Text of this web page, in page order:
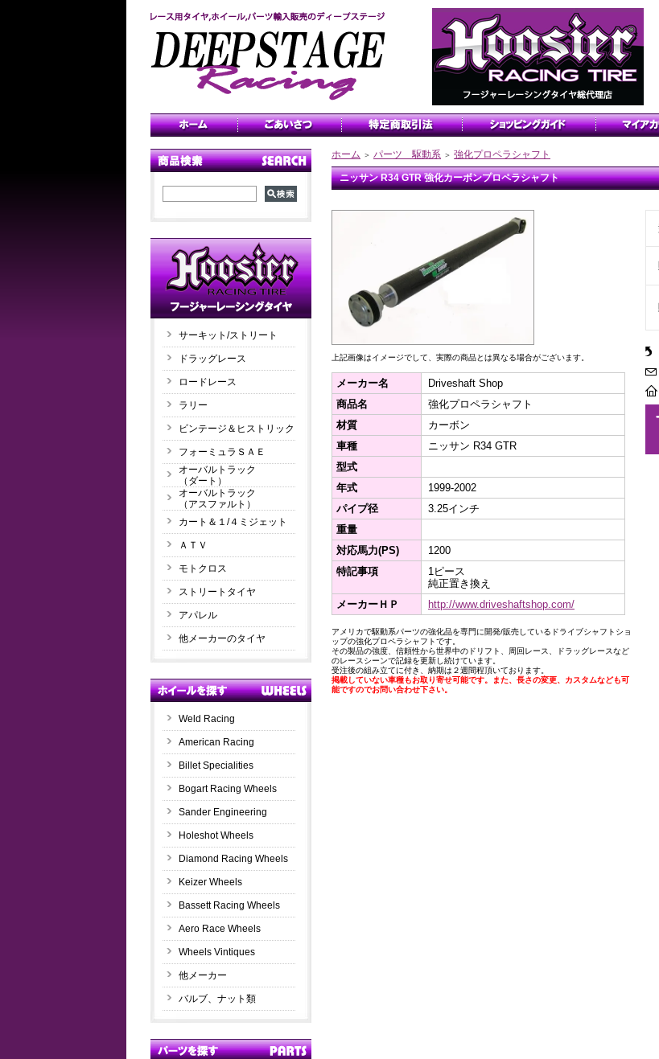
サーキット/ストリート
ドラッグレース
ロードレース
ラリー
ビンテージ＆ヒストリック
フォーミュラＳＡＥ
オーバルトラック
（ダート）
オーバルトラック
（アスファルト）
カート＆１/４ミジェット
ＡＴＶ
モトクロス
ストリートタイヤ
アパレル
他メーカーのタイヤ
Weld Racing
American Racing
Billet Specialities
Bogart Racing Wheels
Sander Engineering
Holeshot Wheels
Diamond Racing Wheels
Keizer Wheels
Bassett Racing Wheels
Aero Race Wheels
Wheels Vintiques
他メーカー
バルブ、ナット類
ホーム ＞ パーツ 駆動系 ＞ 強化プロペラシャフト
ニッサン R34 GTR 強化カーボンプロペラシャフト
上記画像はイメージでして、実際の商品とは異なる場合がございます。
メーカー名
Driveshaft Shop
商品名
強化プロペラシャフト
材質
カーボン
車種
ニッサン R34 GTR
型式
年式
1999-2002
パイプ径
3.25インチ
重量
対応馬力(PS)
1200
特記事項
1ピース
純正置き換え
メーカーＨＰ
http://www.driveshaftshop.com/
アメリカで駆動系パーツの強化品を専門に開発/販売しているドライブシャフトショ
ップの強化プロペラシャフトです。
その製品の強度、信頼性から世界中のドリフト、周回レース、ドラッグレースなど
のレースシーンで記録を更新し続けています。
受注後の組み立てに付き、納期は２週間程頂いております。
掲載していない車種もお取り寄せ可能です。また、長さの変更、カスタムなども可
能ですのでお問い合わせ下さい。